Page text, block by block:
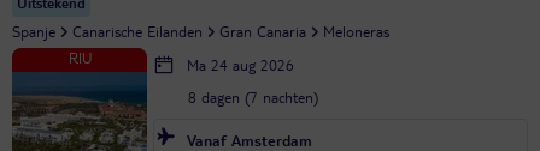
Spanje Canarische Eilanden Gran Canaria Meloneras
Ma 24 aug 2026
8 dagen (7 nachten)
Vanaf Amsterdam